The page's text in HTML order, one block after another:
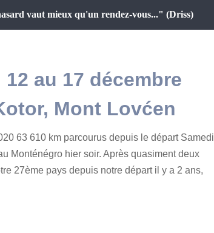
vaut mieux qu'un rendez-vous..." (Driss)
au 17 décembre
Mont Lovćen
63 610 km parcourus depuis le départ Samedi
Monténégro hier soir. Après quasiment deux
27ème pays depuis notre départ il y a 2 ans,